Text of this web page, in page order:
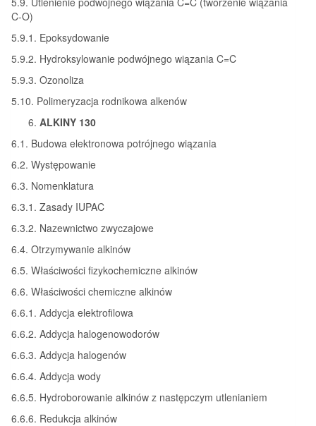
C-O)
5.9.1. Epoksydowanie
5.9.2. Hydroksylowanie podwójnego wiązania C=C
5.9.3. Ozonoliza
5.10. Polimeryzacja rodnikowa alkenów
ALKINY 130
6.1. Budowa elektronowa potrójnego wiązania
6.2. Występowanie
6.3. Nomenklatura
6.3.1. Zasady IUPAC
6.3.2. Nazewnictwo zwyczajowe
6.4. Otrzymywanie alkinów
6.5. Właściwości fizykochemiczne alkinów
6.6. Właściwości chemiczne alkinów
6.6.1. Addycja elektrofilowa
6.6.2. Addycja halogenowodorów
6.6.3. Addycja halogenów
6.6.4. Addycja wody
6.6.5. Hydroborowanie alkinów z następczym utlenianiem
6.6.6. Redukcja alkinów